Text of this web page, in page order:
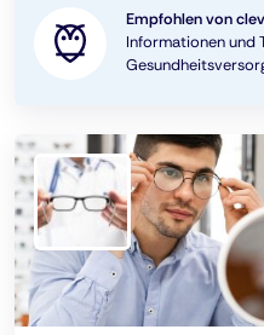
Empfohlen von
Informationen und